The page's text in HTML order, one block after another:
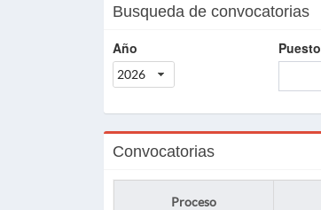
Busqueda de convocatorias
Año
2026
Puesto
Convocatorias
Proceso